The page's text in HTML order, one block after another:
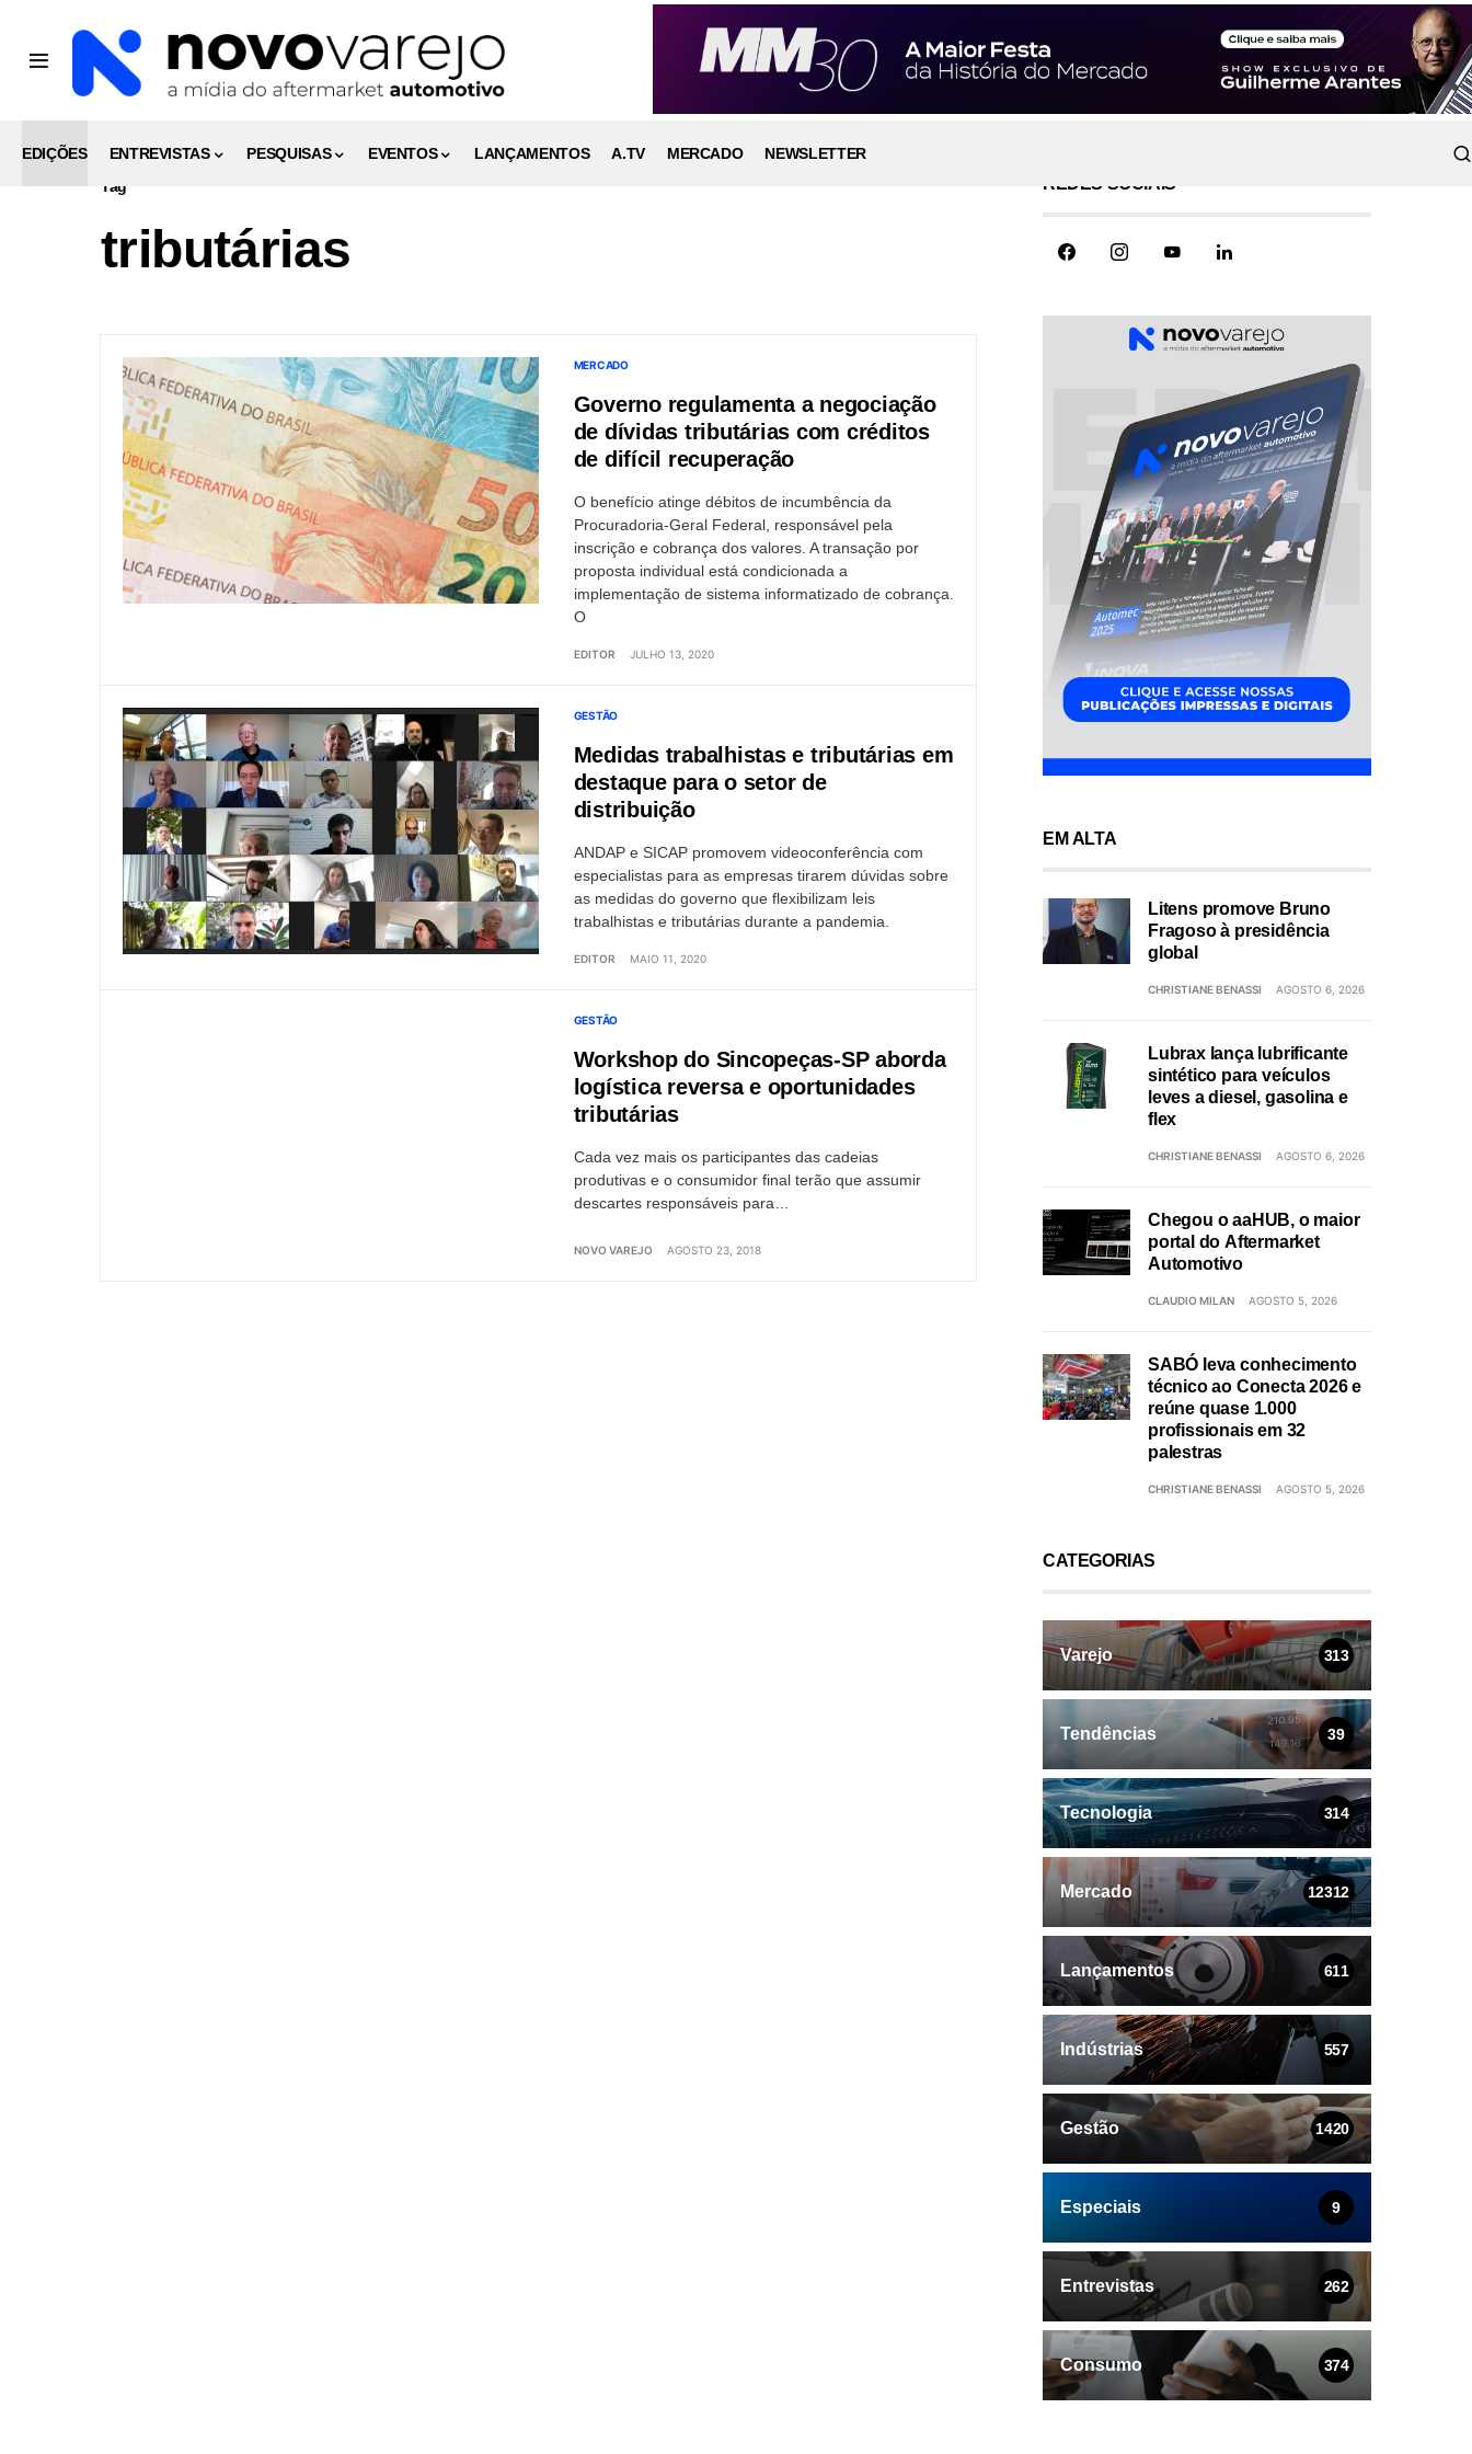
EDIÇÕES ENTREVISTAS PESQUISAS EVENTOS LANÇAMENTOS A.TV MERCADO
NEWSLETTER
Tag
tributárias
MERCADO
Governo regulamenta a negociação
de dívidas tributárias com créditos
de difícil recuperação
O benefício atinge débitos de incumbência da
Procuradoria-Geral Federal, responsável pela
inscrição e cobrança dos valores. A transação por
proposta individual está condicionada a
implementação de sistema informatizado de cobrança.
O
EDITOR JULHO 13, 2020
GESTÃO
Medidas trabalhistas e tributárias em
destaque para o setor de
distribuição
ANDAP e SICAP promovem videoconferência com
especialistas para as empresas tirarem dúvidas sobre
as medidas do governo que flexibilizam leis
trabalhistas e tributárias durante a pandemia.
EDITOR MAIO 11, 2020
GESTÃO
Workshop do Sincopeças-SP aborda
logística reversa e oportunidades
tributárias
Cada vez mais os participantes das cadeias
produtivas e o consumidor final terão que assumir
descartes responsáveis para…
NOVO VAREJO AGOSTO 23, 2018
REDES SOCIAIS
EM ALTA
Litens promove Bruno
Fragoso à presidência
global
CHRISTIANE BENASSI AGOSTO 6, 2026
Lubrax lança lubrificante
sintético para veículos
leves a diesel, gasolina e
flex
CHRISTIANE BENASSI AGOSTO 6, 2026
Chegou o aaHUB, o maior
portal do Aftermarket
Automotivo
CLAUDIO MILAN AGOSTO 5, 2026
SABÓ leva conhecimento
técnico ao Conecta 2026 e
reúne quase 1.000
profissionais em 32
palestras
CHRISTIANE BENASSI AGOSTO 5, 2026
CATEGORIAS
Varejo 313
Tendências 39
Tecnologia 314
Mercado 12312
Lançamentos 611
Indústrias 557
Gestão 1420
Especiais 9
Entrevistas 262
Consumo 374